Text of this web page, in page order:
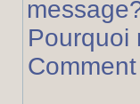
Pourquoi